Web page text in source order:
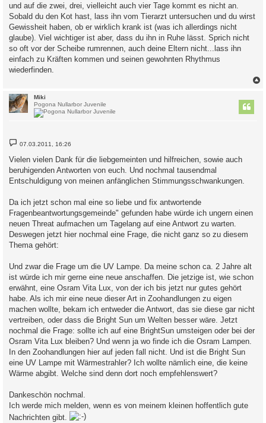
und auf die zwei, drei, vielleicht auch vier Tage kommt es nicht an.
Sobald du den Kot hast, lass ihn vom Tierarzt untersuchen und du wirst
Gewissheit haben, ob er wirklich krank ist (was ich allerdings nicht
glaube). Viel wichtiger ist aber, dass du ihn in Ruhe lässt. Sprich nicht
so oft vor der Scheibe rumrennen, auch deine Eltern nicht...lass ihn
einfach zu Kräften kommen und seinen gewohnten Rhythmus
wiederfinden.
Miki
Pogona Nullarbor Juvenile
B
e
t
r
g
07.03.2011, 16:26
Vielen vielen Dank für die liebgemeinten und hilfreichen, sowie auch
beruhigenden Antworten von euch. Und nochmal tausendmal
Entschuldigung von meinen anfänglichen Stimmungsschwankungen.
Da ich jetzt schon mal eine so liebe und fix antwortende
Fragenbeantwortungsgemeinde" gefunden habe würde ich ungern einen
neuen Threat aufmachen um Tagelang auf eine Antwort zu warten.
Deswegen jetzt hier nochmal eine Frage, die nicht ganz so zu diesem
Thema gehört:
Und zwar die Frage um die UV Lampe. Da meine schon ca. 2 Jahre alt
ist würde ich mir gerne eine neue anschaffen. Die jetzige ist, wie schon
erwähnt, eine Osram Vita Lux, von der ich bis jetzt nur gutes gehört
habe. Als ich mir eine neue dieser Art in Zoohandlungen zu eigen
machen wollte, bekam ich entweder die Antwort, das sie diese gar nicht
vertreiben, oder dass die Bright Sun um Welten besser wäre. Jetzt
nochmal die Frage: sollte ich auf eine BrightSun umsteigen oder bei der
Osram Vita Lux bleiben? Und wenn ja wo finde ich die Osram Lampen.
In den Zoohandlungen hier auf jeden fall nicht. Und ist die Bright Sun
eine UV Lampe mit Wärmestrahler? Ich wollte nämlich eine, die keine
Wärme abgibt. Welche sind denn dort noch empfehlenswert?
Dankeschön nochmal.
Ich werde mich melden, wenn es von meinem kleinen hoffentlich gute
Nachrichten gibt.